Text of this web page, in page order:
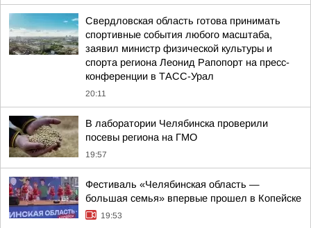
Свердловская область готова принимать
спортивные события любого масштаба,
заявил министр физической культуры и
спорта региона Леонид Рапопорт на пресс-
конференции в ТАСС-Урал
20:11
В лаборатории Челябинска проверили
посевы региона на ГМО
19:57
Фестиваль «Челябинская область —
большая семья» впервые прошел в Копейске
19:53